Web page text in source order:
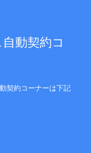
動契約コ
契約コーナーは下記